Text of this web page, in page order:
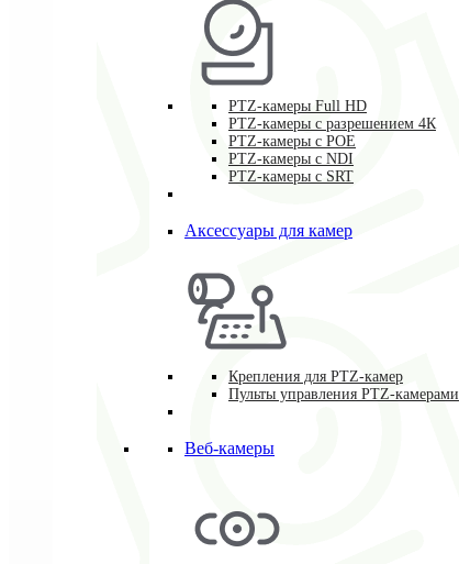
PTZ-камеры Full HD
PTZ-камеры с разрешением 4К
PTZ-камеры с POE
PTZ-камеры c NDI
PTZ-камеры с SRT
Аксессуары для камер
Крепления для PTZ-камер
Пульты управления PTZ-камерами
Веб-камеры